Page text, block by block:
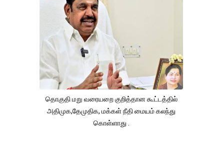
தொகுதி மறு வரையறை குறித்தான கூட்டத்தில்
அதிமுக,தேமுதிக, மக்கள் நீதி மையம் கலந்து
கொள்ளாது .